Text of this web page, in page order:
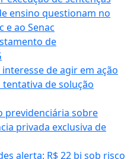
ensino questionam no
e ao Senac
de
de agir em ação
de solução
previdenciária sobre
privada exclusiva de
alerta: R$ 22 bi sob risco